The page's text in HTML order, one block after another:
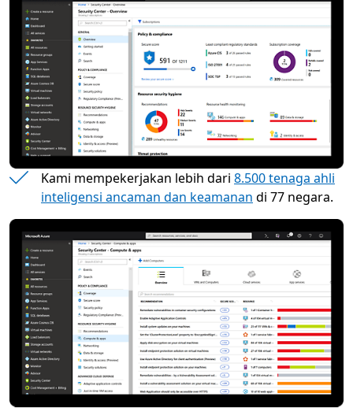
Kami mempekerjakan lebih dari 8.500 tenaga ahli
inteligensi ancaman dan keamanan di 77 negara.